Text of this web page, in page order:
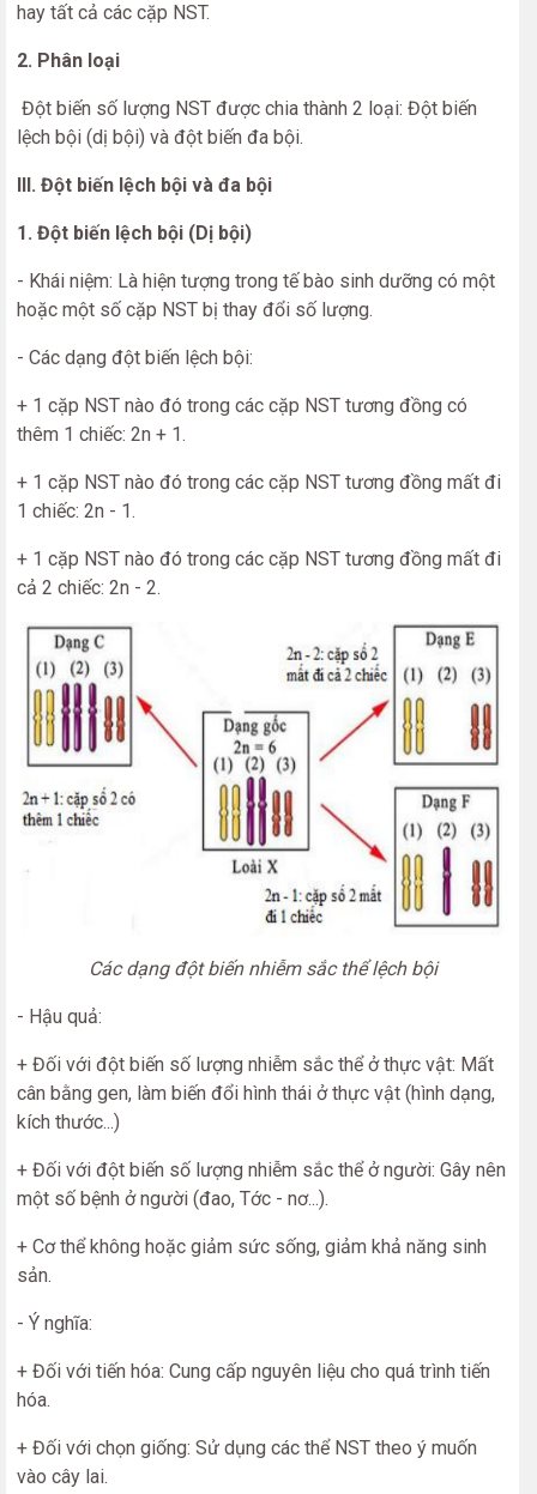
hay tất cả các cặp NST.
2. Phân loại
Đột biến số lượng NST được chia thành 2 loại: Đột biến
lệch bội (dị bội) và đột biến đa bội.
III. Đột biến lệch bội và đa bội
1. Đột biến lệch bội (Dị bội)
- Khái niệm: Là hiện tượng trong tế bào sinh dưỡng có một
hoặc một số cặp NST bị thay đổi số lượng.
- Các dạng đột biến lệch bội:
+ 1 cặp NST nào đó trong các cặp NST tương đồng có
thêm 1 chiếc: 2n + 1.
+ 1 cặp NST nào đó trong các cặp NST tương đồng mất đi
1 chiếc: 2n - 1.
+ 1 cặp NST nào đó trong các cặp NST tương đồng mất đi
cả 2 chiếc: 2n - 2.
Các dạng đột biến nhiễm sắc thể lệch bội
- Hậu quả:
+ Đối với đột biến số lượng nhiễm sắc thể ở thực vật: Mất
cân bằng gen, làm biến đổi hình thái ở thực vật (hình dạng,
kích thước...)
+ Đối với đột biến số lượng nhiễm sắc thể ở người: Gây nên
một số bệnh ở người (đao, Tớc - nơ...).
+ Cơ thể không hoặc giảm sức sống, giảm khả năng sinh
sản.
- Ý nghĩa:
+ Đối với tiến hóa: Cung cấp nguyên liệu cho quá trình tiến
hóa.
+ Đối với chọn giống: Sử dụng các thể NST theo ý muốn
vào cây lai.